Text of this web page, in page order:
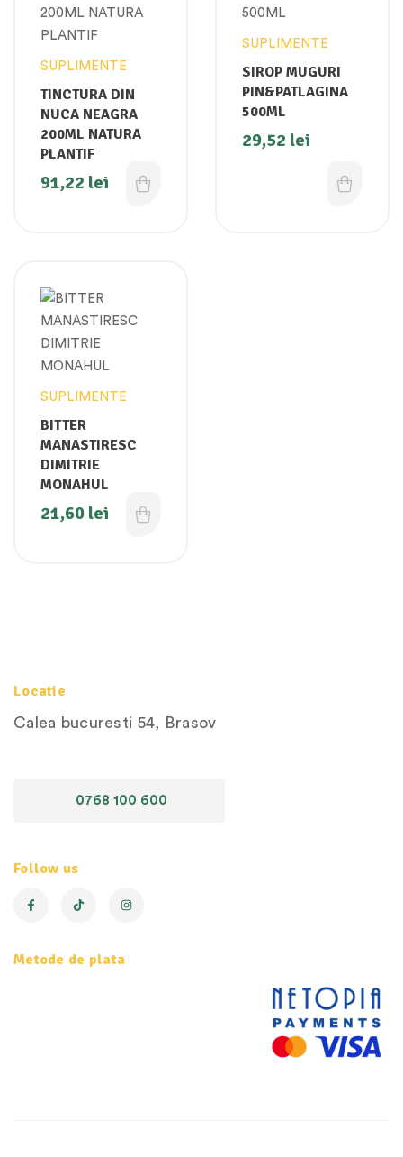
SUPLIMENTE
TINCTURA DIN
NUCA NEAGRA
200ML NATURA
PLANTIF
91,22 lei
SUPLIMENTE
SIROP MUGURI
PIN&PATLAGINA
500ML
29,52 lei
SUPLIMENTE
BITTER
MANASTIRESC
DIMITRIE
MONAHUL
21,60 lei
Locatie
Calea bucuresti 54, Brasov
0768 100 600
Follow us
Metode de plata